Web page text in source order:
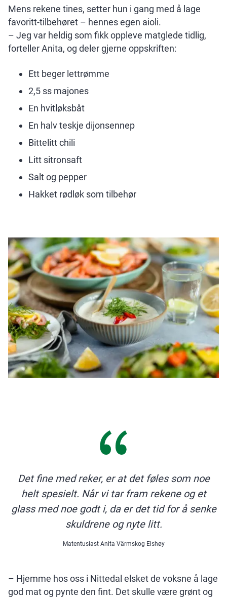
Mens rekene tines, setter hun i gang med å lage
favoritt-tilbehøret – hennes egen aioli.
– Jeg var heldig som fikk oppleve matglede tidlig,
forteller Anita, og deler gjerne oppskriften:
Ett beger lettrømme
2,5 ss majones
En hvitløksbåt
En halv teskje dijonsennep
Bittelitt chili
Litt sitronsaft
Salt og pepper
Hakket rødløk som tilbehør
Det fine med reker, er at det føles som noe
helt spesielt. Når vi tar fram rekene og et
glass med noe godt i, da er det tid for å senke
skuldrene og nyte litt.
Matentusiast Anita Värmskog Elshøy
– Hjemme hos oss i Nittedal elsket de voksne å lage
god mat og pynte den fint. Det skulle være grønt og